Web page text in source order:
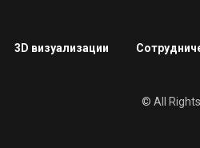
3D визуализации
© All